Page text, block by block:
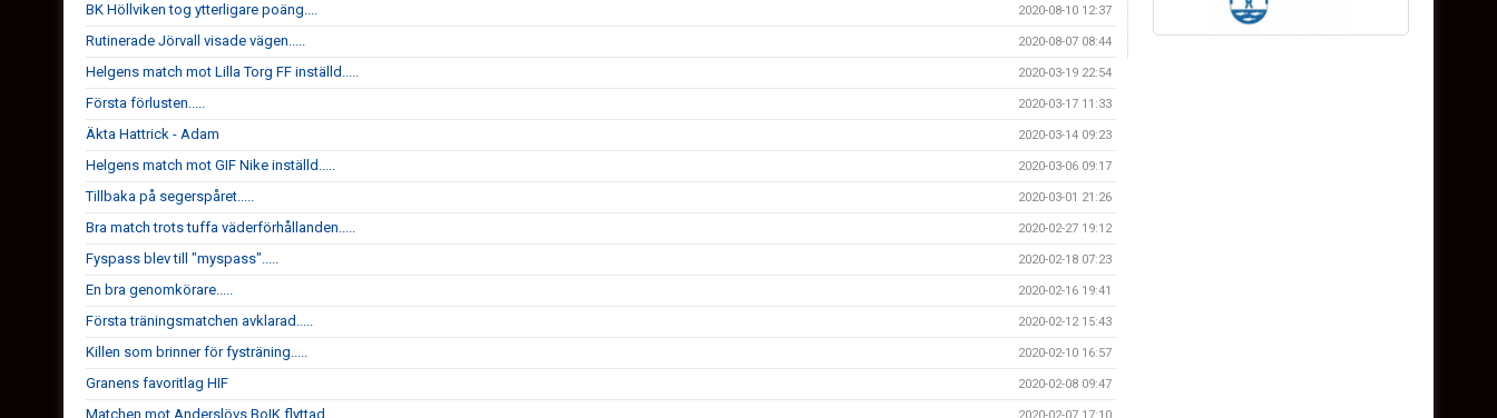
BK Höllviken tog ytterligare poäng.... 2020-08-10 12:37
Rutinerade Jörvall visade vägen..... 2020-08-07 08:44
Helgens match mot Lilla Torg FF inställd..... 2020-03-19 22:54
Första förlusten..... 2020-03-17 11:33
Äkta Hattrick - Adam 2020-03-14 09:23
Helgens match mot GIF Nike inställd..... 2020-03-06 09:17
Tillbaka på segerspåret..... 2020-03-01 21:26
Bra match trots tuffa väderförhållanden..... 2020-02-27 19:12
Fyspass blev till "myspass"..... 2020-02-18 07:23
En bra genomkörare..... 2020-02-16 19:41
Första träningsmatchen avklarad..... 2020-02-12 15:43
Killen som brinner för fysträning..... 2020-02-10 16:57
Granens favoritlag HIF 2020-02-08 09:47
Matchen mot Anderslövs BoIK flyttad